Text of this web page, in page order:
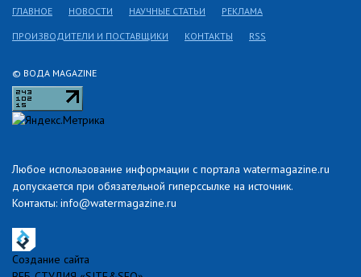
© ВОДА MAGAZINE
Любое использование информации с портала watermagazine.ru
допускается при обязательной гиперссылке на источник.
Контакты: info@watermagazine.ru
ГЛАВНОЕ НОВОСТИ НАУЧНЫЕ СТАТЬИ РЕКЛАМА
ПРОИЗВОДИТЕЛИ И ПОСТАВЩИКИ КОНТАКТЫ RSS
Создание сайта